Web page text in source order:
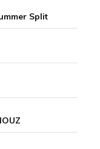
Split